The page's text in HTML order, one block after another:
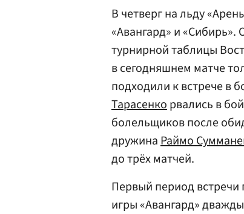
В четверг на льду
«Авангард» и
турнирной таблицы
в сегодняшнем матче
подходили к встрече в
Тарасенкорвались в
болельщиков после
дружинаРаймо
до трёх матчей.
Первый период
игры «Авангард»